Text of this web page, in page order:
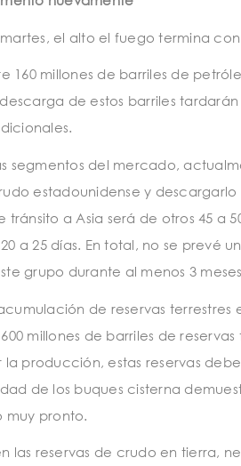
el alto el fuego termina
160 millones de barriles de
de estos barriles
segmentos del mercado,
estadounidense y
tránsito a Asia será de otros 45 a
a 25 días. En total, no se prevé
grupo durante al menos 3
de reservas terrestres
millones de barriles de
producción, estas reservas
de los buques cisterna
pronto.
las reservas de crudo en tierra,